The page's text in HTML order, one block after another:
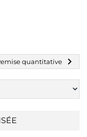
quantitative chevron_right